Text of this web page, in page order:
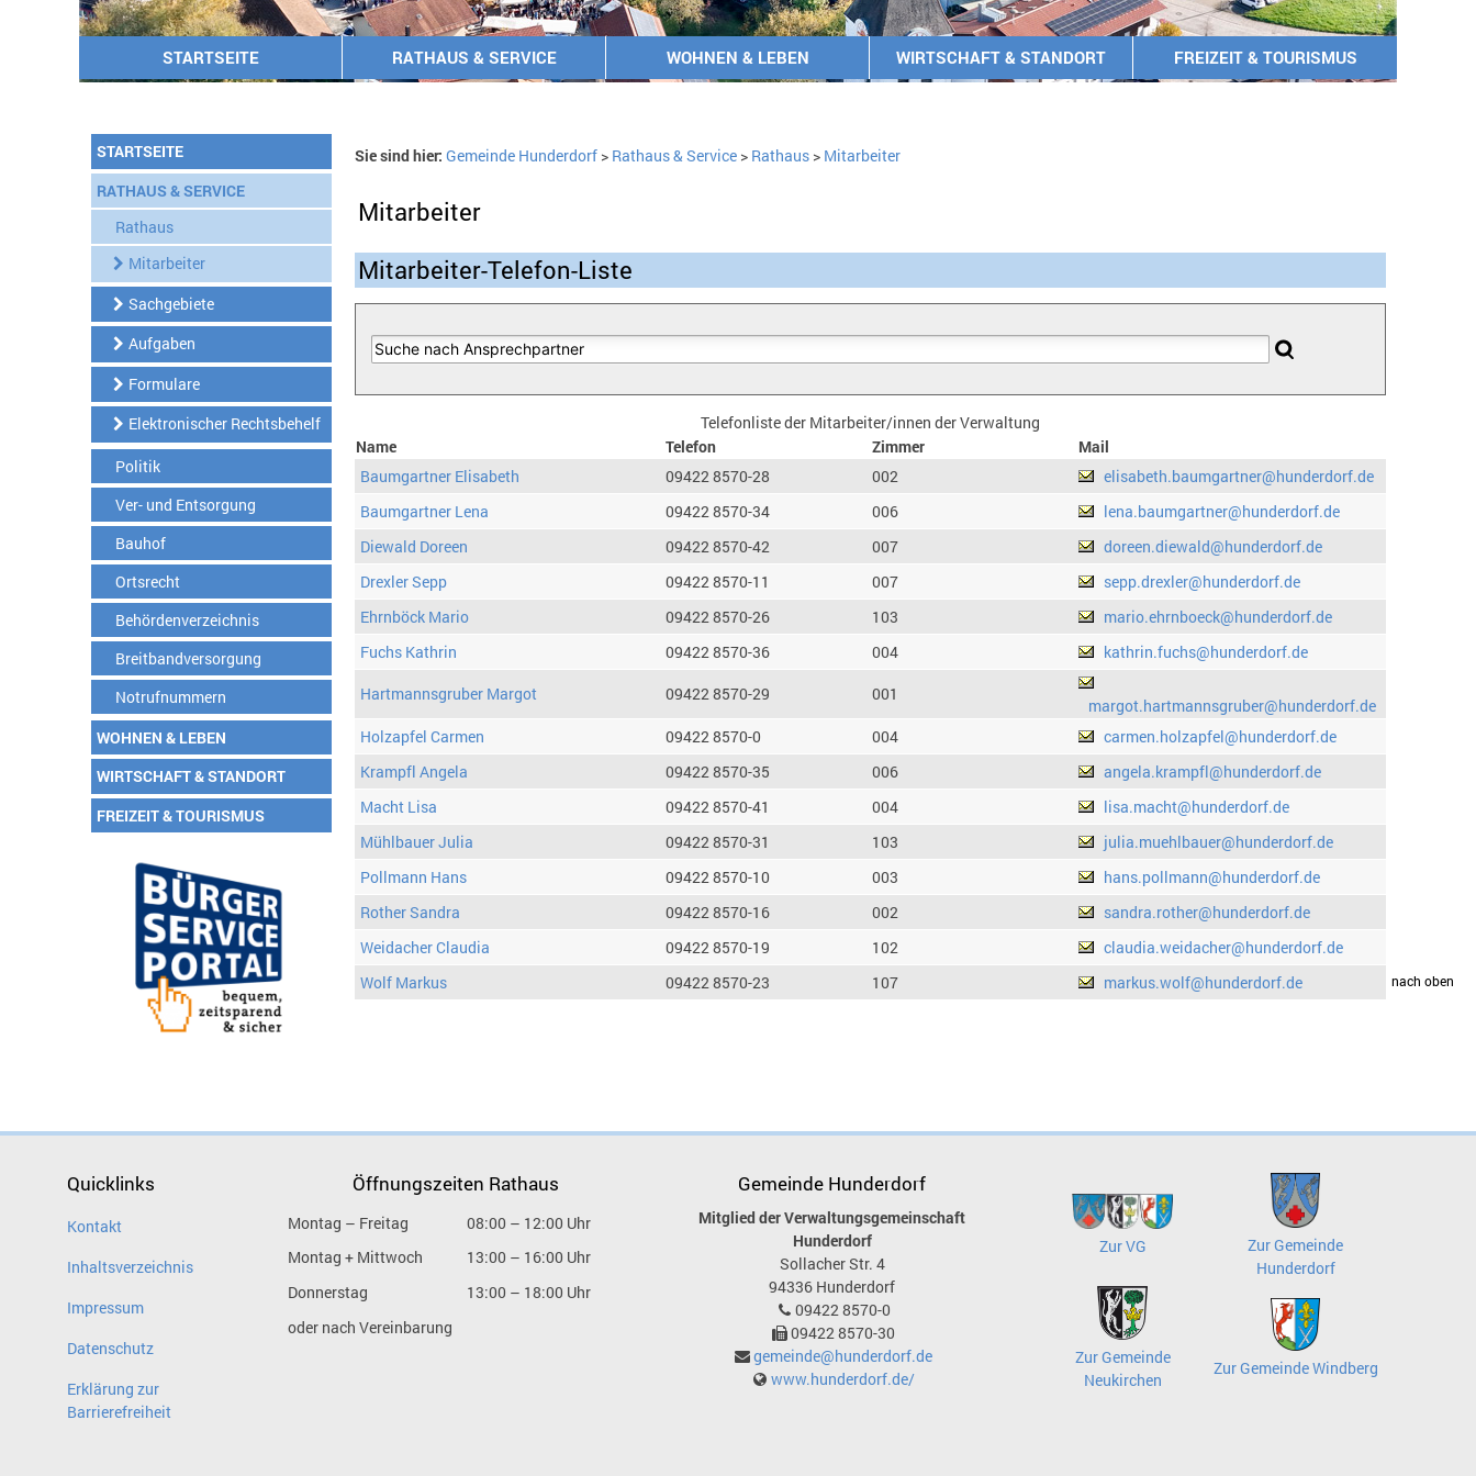
STARTSEITE RATHAUS & SERVICE WOHNEN & LEBEN WIRTSCHAFT & STANDORT FREIZEIT & TOURISMUS
STARTSEITE
RATHAUS & SERVICE
Rathaus
Mitarbeiter
Sachgebiete
Aufgaben
Formulare
Elektronischer Rechtsbehelf
Politik
Ver- und Entsorgung
Bauhof
Ortsrecht
Behördenverzeichnis
Breitbandversorgung
Notrufnummern
WOHNEN & LEBEN
WIRTSCHAFT & STANDORT
FREIZEIT & TOURISMUS
Sie sind hier: Gemeinde Hunderdorf> Rathaus & Service> Rathaus> Mitarbeiter
Mitarbeiter
Mitarbeiter-Telefon-Liste
Telefonliste der Mitarbeiter/innen der Verwaltung
Name
Telefon Zimmer
Mail
Baumgartner Elisabeth
09422 8570-28 002
elisabeth.baumgartner@hunderdorf.de
Baumgartner Lena
09422 8570-34 006
lena.baumgartner@hunderdorf.de
Diewald Doreen
09422 8570-42 007
doreen.diewald@hunderdorf.de
Drexler Sepp
09422 8570-11 007
sepp.drexler@hunderdorf.de
Ehrnböck Mario
09422 8570-26 103
mario.ehrnboeck@hunderdorf.de
Fuchs Kathrin
09422 8570-36 004
kathrin.fuchs@hunderdorf.de
Hartmannsgruber Margot
09422 8570-29 001
margot.hartmannsgruber@hunderdorf.de
Holzapfel Carmen
09422 8570-0 004
carmen.holzapfel@hunderdorf.de
Krampfl Angela
09422 8570-35 006
angela.krampfl@hunderdorf.de
Macht Lisa
09422 8570-41 004
lisa.macht@hunderdorf.de
Mühlbauer Julia
09422 8570-31 103
julia.muehlbauer@hunderdorf.de
Pollmann Hans
09422 8570-10 003
hans.pollmann@hunderdorf.de
Rother Sandra
09422 8570-16 002
sandra.rother@hunderdorf.de
Weidacher Claudia
09422 8570-19 102
claudia.weidacher@hunderdorf.de
Wolf Markus
09422 8570-23 107 markus.wolf@hunderdorf.dedrucken nach oben
Quicklinks
Kontakt
Inhaltsverzeichnis
Impressum
Datenschutz
Erklärung zur
Barrierefreiheit
Öffnungszeiten Rathaus
Montag – Freitag
08:00 – 12:00 Uhr
Montag + Mittwoch
13:00 – 16:00 Uhr
Donnerstag
13:00 – 18:00 Uhr
oder nach Vereinbarung
Gemeinde Hunderdorf
Mitglied der Verwaltungsgemeinschaft
Hunderdorf
Sollacher Str. 4
94336 Hunderdorf
09422 8570-0
09422 8570-30
gemeinde@hunderdorf.de
www.hunderdorf.de/
Zur VG
Zur Gemeinde
Hunderdorf
Zur Gemeinde
Neukirchen
Zur Gemeinde Windberg